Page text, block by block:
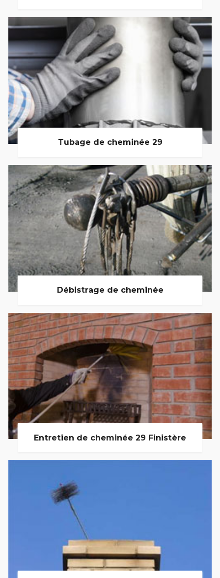
Tubage de cheminée 29
Débistrage de cheminée
Entretien de cheminée 29 Finistère